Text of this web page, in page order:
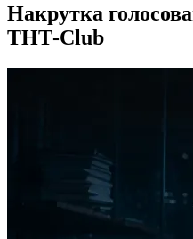
Накрутка
ТНТ-Club